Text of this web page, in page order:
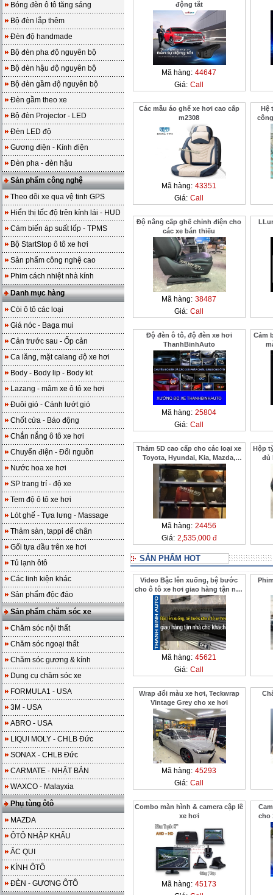
Bóng đèn ô tô tăng sáng
Bộ đèn lắp thêm
Đèn độ handmade
Bộ đèn pha độ nguyên bộ
Bộ đèn hậu độ nguyên bộ
Bộ đèn gầm độ nguyên bộ
Đèn gầm theo xe
Bộ đèn Projector - LED
Đèn LED độ
Gương điện - Kính điện
Đèn pha - đèn hậu
Sản phẩm công nghệ
Theo dõi xe qua vệ tinh GPS
Hiển thị tốc độ trên kính lái - HUD
Cảm biến áp suất lốp - TPMS
Bộ StartStop ô tô xe hơi
Sản phẩm công nghệ cao
Phim cách nhiệt nhà kính
Danh mục hàng
Còi ô tô các loại
Giá nóc - Baga mui
Cản trước sau - Ốp cản
Ca lăng, mặt calang độ xe hơi
Body - Body lip - Body kit
Lazang - mâm xe ô tô xe hơi
Đuôi gió - Cánh lướt gió
Chốt cửa - Báo động
Chắn nắng ô tô xe hơi
Chuyển điện - Đổi nguồn
Nước hoa xe hơi
SP trang trí - độ xe
Tem độ ô tô xe hơi
Lót ghế - Tựa lưng - Massage
Thảm sàn, tappi để chân
Gối tựa đầu trên xe hơi
Tủ lạnh ôtô
Các linh kiện khác
Sản phẩm độc đáo
Sản phẩm chăm sóc xe
Chăm sóc nội thất
Chăm sóc ngoại thất
Chăm sóc gương & kính
Dụng cụ chăm sóc xe
FORMULA1 - USA
3M - USA
ABRO - USA
LIQUI MOLY - CHLB Đức
SONAX - CHLB Đức
CARMATE - NHẬT BẢN
WAXCO - Malayxia
Phụ tùng ôtô
MAZDA
ÔTÔ NHẬP KHẨU
ẮC QUI
KÍNH ÔTÔ
ĐÈN - GƯƠNG ÔTÔ
động tắt
Mã hàng: 44647
Giá: Call
Các mẫu áo ghế xe hơi cao cấp
m2308
Mã hàng: 43351
Giá: Call
Hệ
Độ nâng cấp ghế chỉnh điện cho
các xe bán thiếu
Mã hàng: 38487
Giá: Call
Độ đèn ô tô, độ đèn xe hơi
ThanhBinhAuto
Mã hàng: 25804
Giá: Call
Cảm
Thảm 5D cao cấp cho các loại xe
Toyota, Hyundai, Kia, Mazda,
Ford
Mã hàng: 24456
Giá: 2,535,000 đ
Hộp
đủ
SẢN PHẨM HOT
Video Bậc lên xuống, bệ bước
cho ô tô xe hơi giao hàng tận nhà
cho khách ở xa ThanhBinhAuto
Mã hàng: 45621
Giá: Call
Wrap đổi màu xe hơi, Teckwrap
Vintage Grey cho xe hơi
Mã hàng: 45293
Giá: Call
Combo màn hình & camera cập lề
xe hơi
Mã hàng: 45173
cho